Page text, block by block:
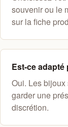
souvenir ou le
sur la fiche
Est-ce
Oui. Les
garder une
discrétion.